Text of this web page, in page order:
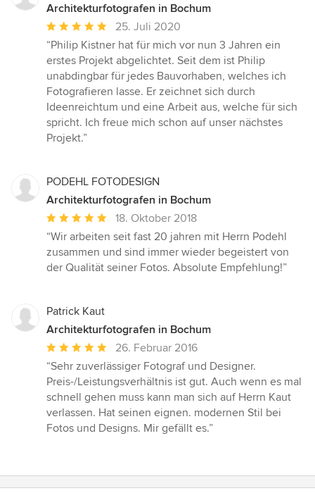
Architekturfotografen in Bochum
Durchschnittliche
Bewertung:
5
von
5
Sternen
25. Juli 2020
“Philip Kistner hat für mich vor nun 3 Jahren ein
erstes Projekt abgelichtet. Seit dem ist Philip
unabdingbar für jedes Bauvorhaben, welches ich
Fotografieren lasse. Er zeichnet sich durch
Ideenreichtum und eine Arbeit aus, welche für sich
spricht. Ich freue mich schon auf unser nächstes
Projekt.”
PODEHL FOTODESIGN
Architekturfotografen in Bochum
Durchschnittliche
Bewertung:
5
von
18. Oktober 2018
“Wir arbeiten seit fast 20 jahren mit Herrn Podehl
zusammen und sind immer wieder begeistert von
der Qualität seiner Fotos. Absolute Empfehlung!”
Patrick Kaut
Architekturfotografen in Bochum
Durchschnittliche
Bewertung:
5
von
5
Sternen
26. Februar 2016
“Sehr zuverlässiger Fotograf und Designer.
Preis-/Leistungsverhältnis ist gut. Auch wenn es mal
schnell gehen muss kann man sich auf Herrn Kaut
verlassen. Hat seinen eignen. modernen Stil bei
Fotos und Designs. Mir gefällt es.”